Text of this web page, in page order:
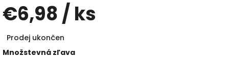
€6,98/ ks
cena:
Prodej ukončen
Množstevná zľava